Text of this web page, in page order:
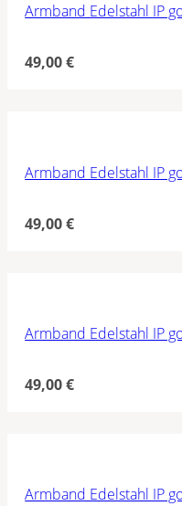
Armband Edelstahl IP
49,00€
Armband Edelstahl IP
49,00€
Armband Edelstahl IP
49,00€
Armband Edelstahl IP